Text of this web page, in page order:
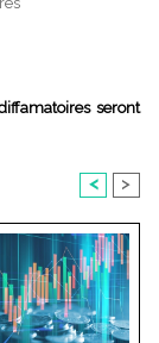
seront
< >